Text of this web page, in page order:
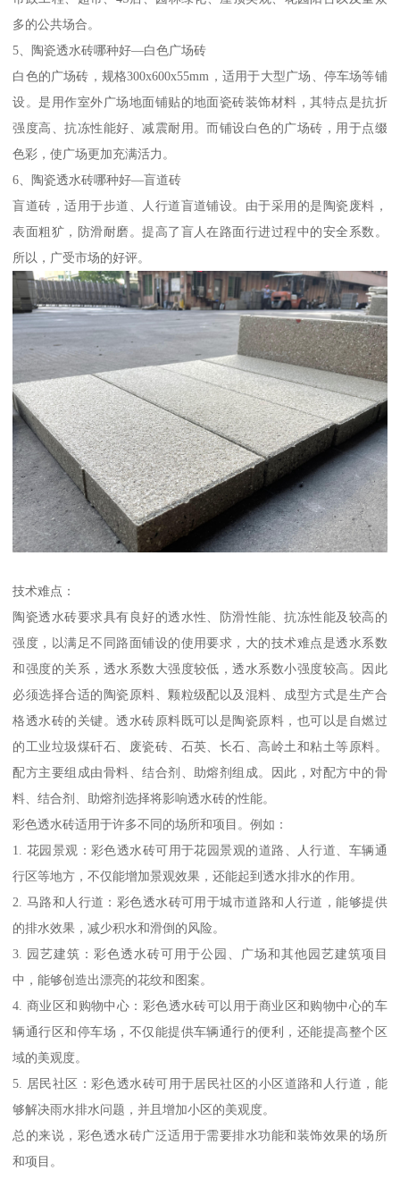
多的公共场合。
5、陶瓷透水砖哪种好—白色广场砖
白色的广场砖，规格300x600x55mm，适用于大型广场、停车场等铺
设。是用作室外广场地面铺贴的地面瓷砖装饰材料，其特点是抗折
强度高、抗冻性能好、减震耐用。而铺设白色的广场砖，用于点缀
色彩，使广场更加充满活力。
6、陶瓷透水砖哪种好—盲道砖
盲道砖，适用于步道、人行道盲道铺设。由于采用的是陶瓷废料，
表面粗犷，防滑耐磨。提高了盲人在路面行进过程中的安全系数。
所以，广受市场的好评。
技术难点：
陶瓷透水砖要求具有良好的透水性、防滑性能、抗冻性能及较高的
强度，以满足不同路面铺设的使用要求，大的技术难点是透水系数
和强度的关系，透水系数大强度较低，透水系数小强度较高。因此
必须选择合适的陶瓷原料、颗粒级配以及混料、成型方式是生产合
格透水砖的关键。透水砖原料既可以是陶瓷原料，也可以是自燃过
的工业垃圾煤矸石、废瓷砖、石英、长石、高岭土和粘土等原料。
配方主要组成由骨料、结合剂、助熔剂组成。因此，对配方中的骨
料、结合剂、助熔剂选择将影响透水砖的性能。
彩色透水砖适用于许多不同的场所和项目。例如：
1. 花园景观：彩色透水砖可用于花园景观的道路、人行道、车辆通
行区等地方，不仅能增加景观效果，还能起到透水排水的作用。
2. 马路和人行道：彩色透水砖可用于城市道路和人行道，能够提供
的排水效果，减少积水和滑倒的风险。
3. 园艺建筑：彩色透水砖可用于公园、广场和其他园艺建筑项目
中，能够创造出漂亮的花纹和图案。
4. 商业区和购物中心：彩色透水砖可以用于商业区和购物中心的车
辆通行区和停车场，不仅能提供车辆通行的便利，还能提高整个区
域的美观度。
5. 居民社区：彩色透水砖可用于居民社区的小区道路和人行道，能
够解决雨水排水问题，并且增加小区的美观度。
总的来说，彩色透水砖广泛适用于需要排水功能和装饰效果的场所
和项目。